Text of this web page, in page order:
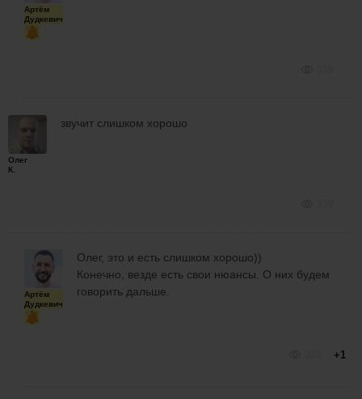
Артём
Дудкевич
Олег
К.
звучит слишком хорошо
Артём
Дудкевич
Олег, это и есть слишком хорошо))
Конечно, везде есть свои нюансы. О них будем
говорить дальше.
+1